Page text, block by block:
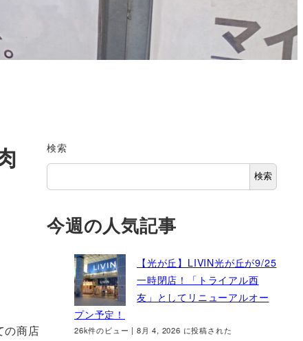
の商店
検索
検索
今週の人気記事
【光が丘】LIVIN光が丘が9/25
一時閉店！「トライアル西
友」としてリニューアルオー
プン予定！
26k件のビュー | 8月 4, 2026 に投稿された